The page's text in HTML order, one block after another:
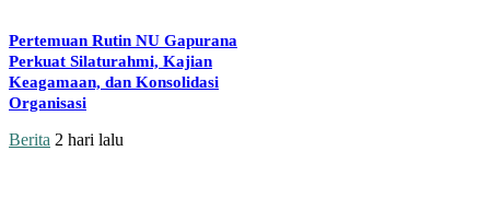
Pertemuan Rutin NU Gapurana
Perkuat Silaturahmi, Kajian
Keagamaan, dan Konsolidasi
Organisasi
Berita 2 hari lalu